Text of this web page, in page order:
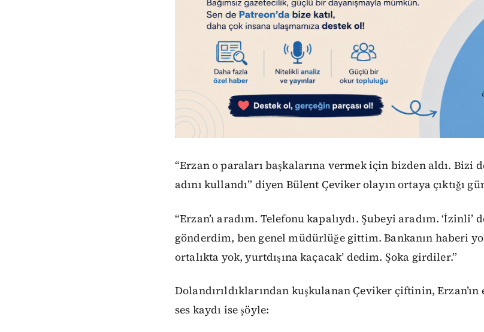
“Erzan o paraları başkalarına vermek için bizden aldı. Bizi
adını kullandı” diyen Bülent Çeviker olayın ortaya çıktığı
“Erzan’ı aradım. Telefonu kapalıydı. Şubeyi aradım. ‘İzinli’
gönderdim, ben genel müdürlüğe gittim. Bankanın haberi
ortalıkta yok, yurtdışına kaçacak’ dedim. Şoka girdiler.”
Dolandırıldıklarından kuşkulanan Çeviker çiftinin, Erzan’ın
ses kaydı ise şöyle: